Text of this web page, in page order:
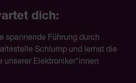
dich:
spannende Führung durch
Schlump und lernst die
unserer Elektroniker*innen